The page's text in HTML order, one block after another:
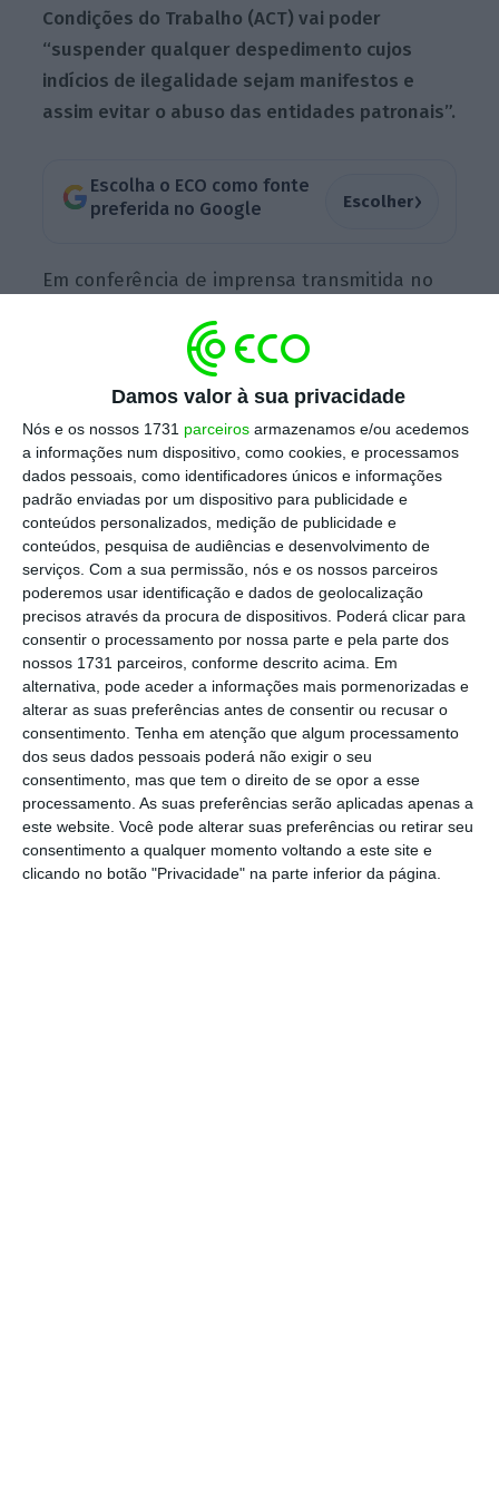
Damos valor à sua privacidade
Nós e os nossos 1731 parceiros armazenamos e/ou acedemos
a informações num dispositivo, como cookies, e processamos
dados pessoais, como identificadores únicos e informações
padrão enviadas por um dispositivo para publicidade e
conteúdos personalizados, medição de publicidade e
conteúdos, pesquisa de audiências e desenvolvimento de
serviços. Com a sua permissão, nós e os nossos parceiros
poderemos usar identificação e dados de geolocalização
precisos através da procura de dispositivos. Poderá clicar para
consentir o processamento por nossa parte e pela parte dos
nossos 1731 parceiros, conforme descrito acima. Em
alternativa, pode aceder a informações mais pormenorizadas e
alterar as suas preferências antes de consentir ou recusar o
consentimento. Tenha em atenção que algum processamento
dos seus dados pessoais poderá não exigir o seu
consentimento, mas que tem o direito de se opor a esse
processamento. As suas preferências serão aplicadas apenas a
este website. Você pode alterar suas preferências ou retirar seu
consentimento a qualquer momento voltando a este site e
clicando no botão "Privacidade" na parte inferior da página.
Condições do Trabalho (ACT) vai poder
“suspender qualquer despedimento cujos
indícios de ilegalidade sejam manifestos e
assim evitar o abuso das entidades patronais”.
Escolha o ECO como fonte
preferida no Google
Escolher›
Em conferência de imprensa transmitida no
“infelizmente neste período, não obstante as
medidas que têm sido adotadas […],
havido alguns abusos nas relações laborais
É essa a razão que leva o Governo a
aproveitar a porta aberta pelodecreto do
Presidente da República para limitar os
despedimentos. O texto entregue por Marcelo
Rebelo de Sousa permite que sejam impostas
“limitações ou modificações à respetiva
atividade, incluindo limitações aos
despedimentos”.
Estado de emergência pode travar despedimentos
no privado
Ler Mais